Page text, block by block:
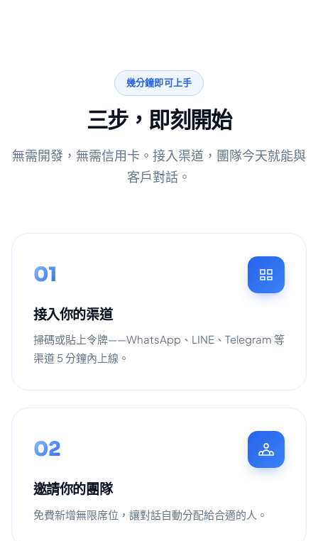
幾分鐘即可上手
三步，即刻開始
無需開發，無需信用卡。接入渠道，團隊今天就能與
客戶對話。
01
接入你的渠道
掃碼或貼上令牌——WhatsApp、LINE、Telegram 等
渠道 5 分鐘內上線。
02
邀請你的團隊
免費新增無限席位，讓對話自動分配給合適的人。